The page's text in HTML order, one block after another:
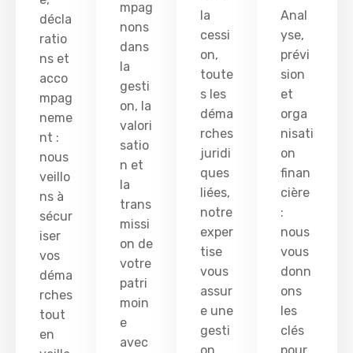
décla
ratio
ns et
acco
mpag
neme
nt :
nous
veillo
ns à
sécur
iser
vos
déma
rches
tout
en
mpag
nons
dans
la
gesti
on, la
valori
satio
n et
la
trans
missi
on de
votre
patri
moin
e
avec
la
cessi
on,
toute
s les
déma
rches
juridi
ques
liées,
notre
exper
tise
vous
assur
e une
gesti
Anal
yse,
prévi
sion
et
orga
nisati
on
finan
cière
:
nous
vous
donn
ons
les
clés